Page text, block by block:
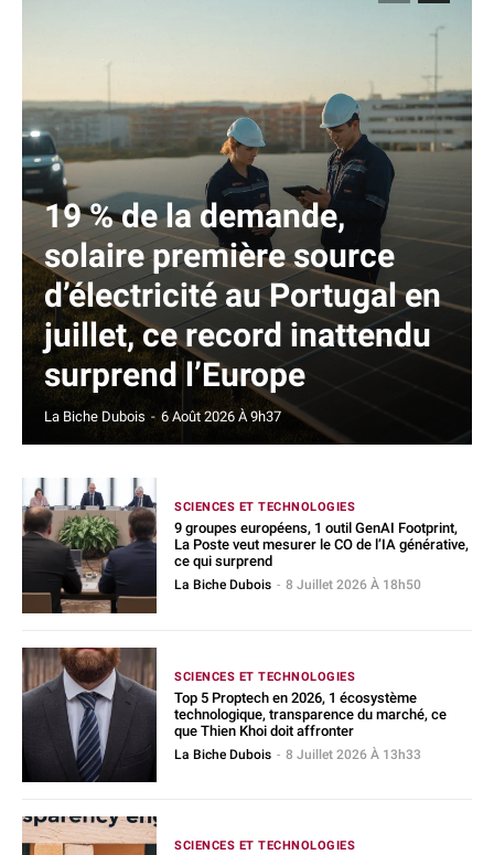
19 % de la demande,
solaire première source
d’électricité au Portugal en
juillet, ce record inattendu
surprend l’Europe
La Biche Dubois - 6 Août 2026 À 9h37
SCIENCES ET TECHNOLOGIES
9 groupes européens, 1 outil GenAI Footprint,
La Poste veut mesurer le CO de l’IA générative,
ce qui surprend
La Biche Dubois - 8 Juillet 2026 À 18h50
SCIENCES ET TECHNOLOGIES
Top 5 Proptech en 2026, 1 écosystème
technologique, transparence du marché, ce
que Thien Khoi doit affronter
La Biche Dubois - 8 Juillet 2026 À 13h33
SCIENCES ET TECHNOLOGIES